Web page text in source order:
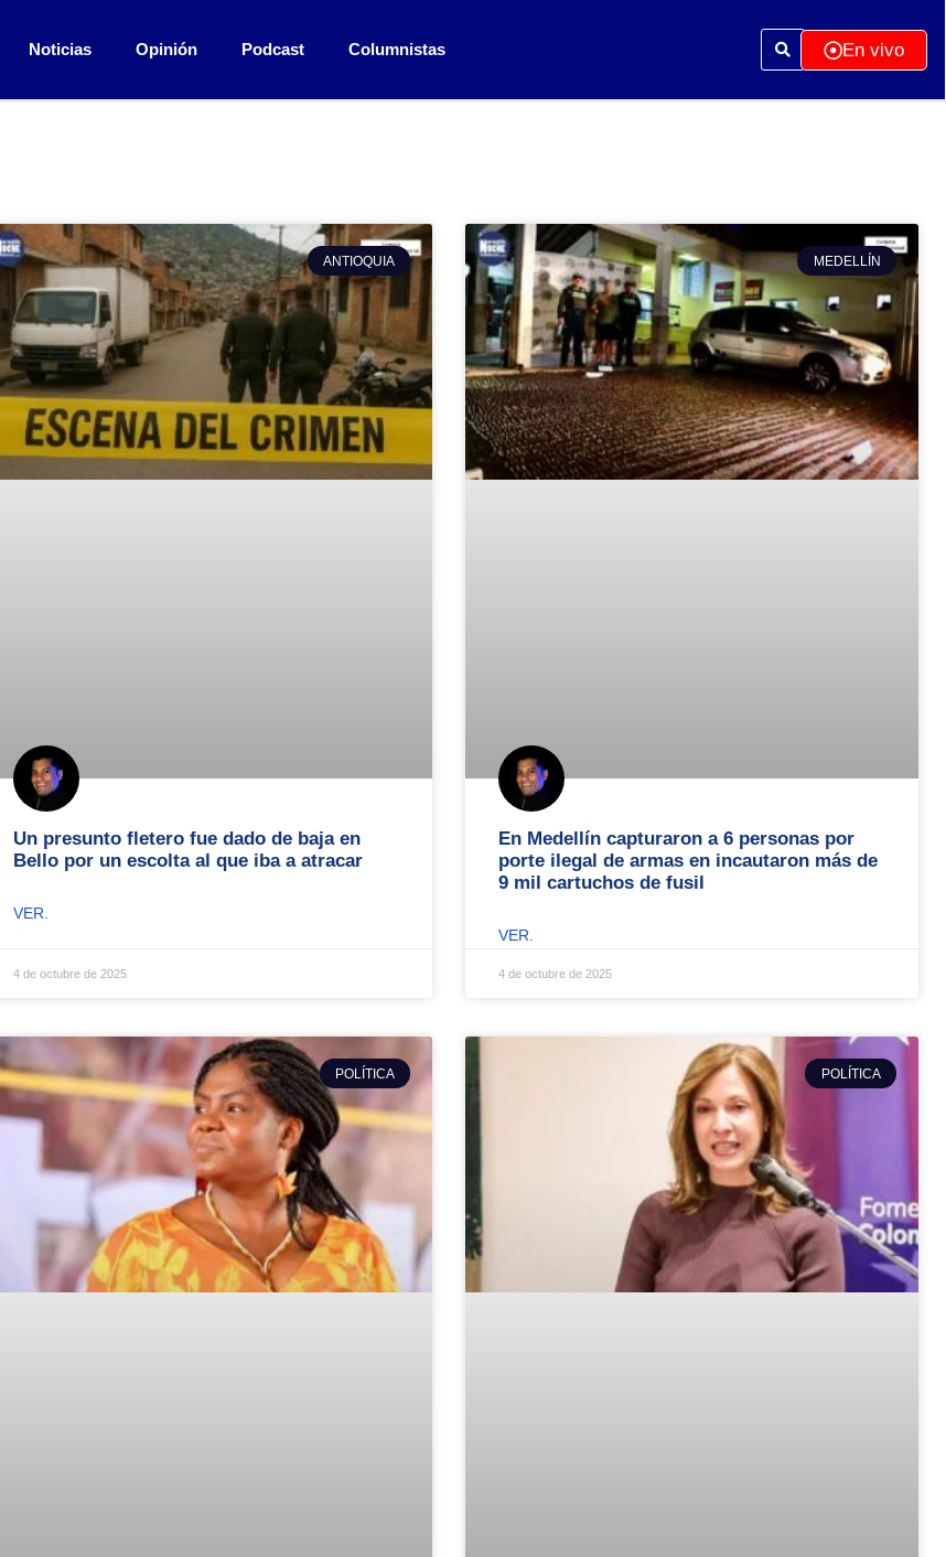
Noticias Opinión Podcast Columnistas En vivo
ANTIOQUIA
Un presunto fletero fue dado de baja en
Bello por un escolta al que iba a atracar
VER.
4 de octubre de 2025
MEDELLÍN
En Medellín capturaron a 6 personas por
porte ilegal de armas en incautaron más de
9 mil cartuchos de fusil
VER.
4 de octubre de 2025
POLÍTICA POLÍTICA